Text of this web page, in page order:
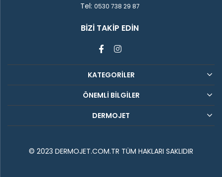
Tel: 0530 738 29 87
BIZI TAKIP EDIN
KATEGORİLER
ÖNEMLİ BİLGİLER
DERMOJET
© 2023 DERMOJET.COM.TR TÜM HAKLARI SAKLIDIR